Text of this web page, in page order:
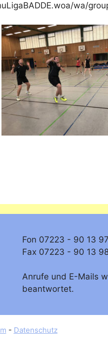
wa/
Fon 07223 - 90 13 97
Fax 07223 - 90 13
Anrufe und E-Mails
beantwortet.
- Datenschutz